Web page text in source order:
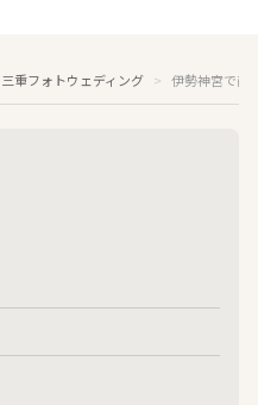
三重フォトウェディング 伊勢神宮で前